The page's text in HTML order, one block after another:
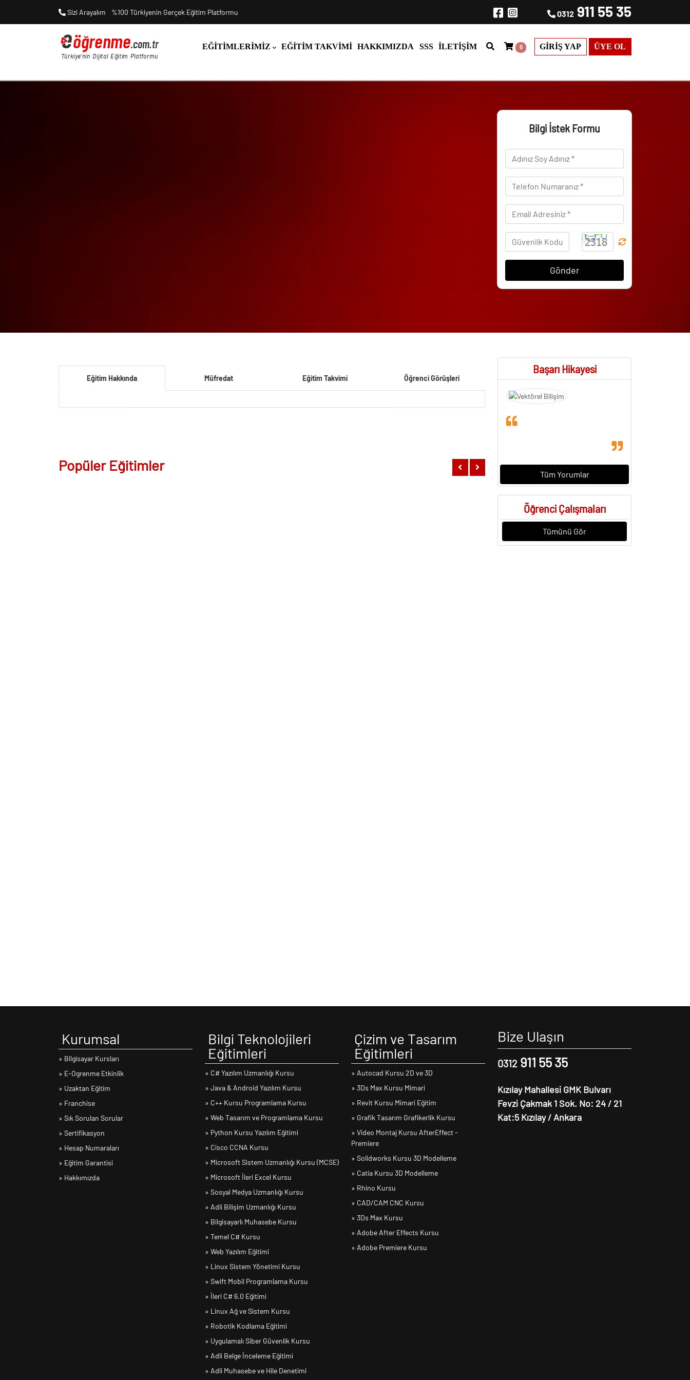
Sizi Arayalım %100 Türkiyenin Gerçek Eğitim Platformu 0312 911 55 35
EĞITIMLERIMIZ EĞITIM TAKVIMI HAKKIMIZDA SSS İLETIŞIM 0 GIRIŞ YAP ÜYE OL
Bilgi İstek Formu
Gönder
Eğitim Hakkında Müfredat Eğitim Takvimi Öğrenci Görüşleri
Popüler Eğitimler
Başarı Hikayesi
Tüm Yorumlar
Öğrenci Çalışmaları
Tümünü Gör
Kurumsal
» Bilgisayar Kursları
» E-Ogrenme Etkinlik
» Uzaktan Eğitim
» Franchise
» Sık Sorulan Sorular
» Sertifikasyon
» Hesap Numaraları
» Eğitim Garantisi
» Hakkımızda
Bilgi Teknolojileri
Eğitimleri
» C# Yazılım Uzmanlığı Kursu
» Java & Android Yazılım Kursu
» C++ Kursu Programlama Kursu
» Web Tasarım ve Programlama Kursu
» Python Kursu Yazılım Eğitimi
» Cisco CCNA Kursu
» Microsoft Sistem Uzmanlığı Kursu (MCSE)
» Microsoft İleri Excel Kursu
» Sosyal Medya Uzmanlığı Kursu
» Adli Bilişim Uzmanlığı Kursu
» Bilgisayarlı Muhasebe Kursu
» Temel C# Kursu
» Web Yazılım Eğitimi
» Linux Sistem Yönetimi Kursu
» Swift Mobil Programlama Kursu
» İleri C# 6.0 Eğitimi
» Linux Ağ ve Sistem Kursu
» Robotik Kodlama Eğitimi
» Uygulamalı Siber Güvenlik Kursu
» Adli Belge İnceleme Eğitimi
» Adli Muhasebe ve Hile Denetimi
Çizim ve Tasarım
Eğitimleri
» Autocad Kursu 2D ve 3D
» 3Ds Max Kursu Mimari
» Revit Kursu Mimari Eğitim
» Grafik Tasarım Grafikerlik Kursu
» Video Montaj Kursu AfterEffect -
Premiere
» Solidworks Kursu 3D Modelleme
» Catia Kursu 3D Modelleme
» Rhino Kursu
» CAD/CAM CNC Kursu
» 3Ds Max Kursu
» Adobe After Effects Kursu
» Adobe Premiere Kursu
Bize Ulaşın
0312 911 55 35
Kızılay Mahallesi GMK Bulvarı
Fevzi Çakmak 1 Sok. No: 24 / 21
Kat:5 Kızılay / Ankara